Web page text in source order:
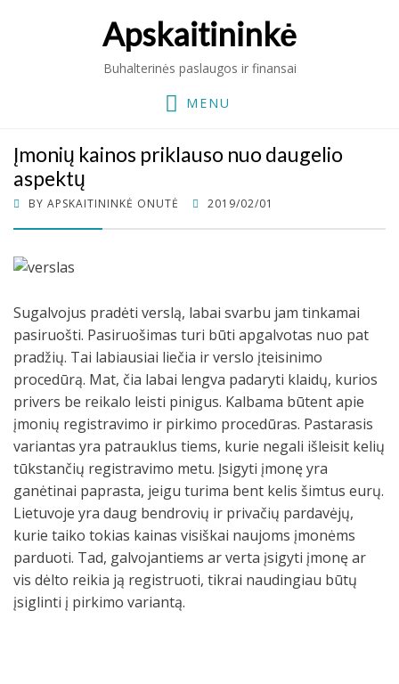
Apskaitininkė
Buhalterinės paslaugos ir finansai
MENU
Įmonių kainos priklauso nuo daugelio
aspektų
BY APSKAITININKĖ ONUTĖ
POSTED
2019/02/01
Sugalvojus pradėti verslą, labai svarbu jam tinkamai
pasiruošti. Pasiruošimas turi būti apgalvotas nuo pat
pradžių. Tai labiausiai liečia ir verslo įteisinimo
procedūrą. Mat, čia labai lengva padaryti klaidų, kurios
privers be reikalo leisti pinigus. Kalbama būtent apie
įmonių registravimo ir pirkimo procedūras. Pastarasis
variantas yra patrauklus tiems, kurie negali išleisit kelių
tūkstančių registravimo metu. Įsigyti įmonę yra
ganėtinai paprasta, jeigu turima bent kelis šimtus eurų.
Lietuvoje yra daug bendrovių ir privačių pardavėjų,
kurie taiko tokias kainas visiškai naujoms įmonėms
parduoti. Tad, galvojantiems ar verta įsigyti įmonę ar
vis dėlto reikia ją registruoti, tikrai naudingiau būtų
įsiglinti į pirkimo variantą.